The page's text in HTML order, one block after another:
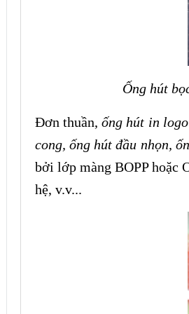
Ống hút
Đơn thuần,ống hút in logo
cong, ống hút đầu nhọn,
bởi lớp màng BOPP hoặc
hệ, v.v...